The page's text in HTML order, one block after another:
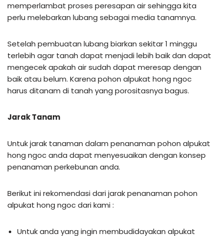
memperlambat proses peresapan air sehingga kita
perlu melebarkan lubang sebagai media tanamnya.
Setelah pembuatan lubang biarkan sekitar 1 minggu
terlebih agar tanah dapat menjadi lebih baik dan dapat
mengecek apakah air sudah dapat meresap dengan
baik atau belum. Karena pohon alpukat hong ngoc
harus ditanam di tanah yang porositasnya bagus.
Jarak Tanam
Untuk jarak tanaman dalam penanaman pohon alpukat
hong ngoc anda dapat menyesuaikan dengan konsep
penanaman perkebunan anda.
Berikut ini rekomendasi dari jarak penanaman pohon
alpukat hong ngoc dari kami :
Untuk anda yang ingin membudidayakan alpukat